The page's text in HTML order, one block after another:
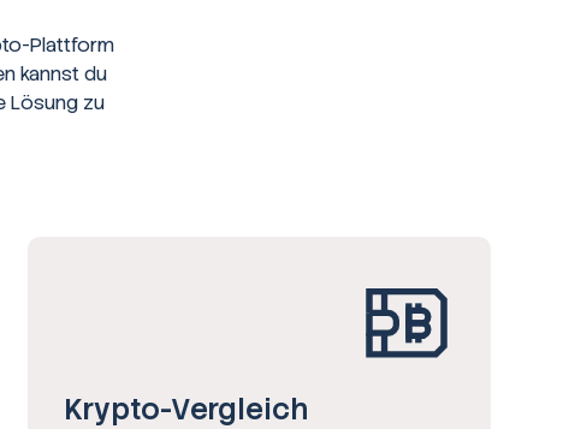
Plattform
kannst du
Lösung zu
Krypto-Vergleich